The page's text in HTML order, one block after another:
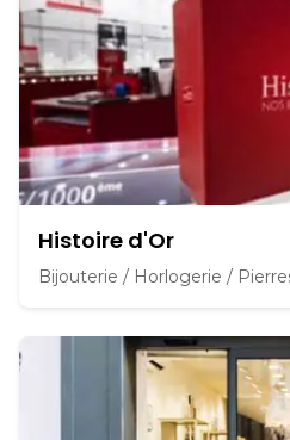
Histoire d'Or
Bijouterie / Horlogerie /